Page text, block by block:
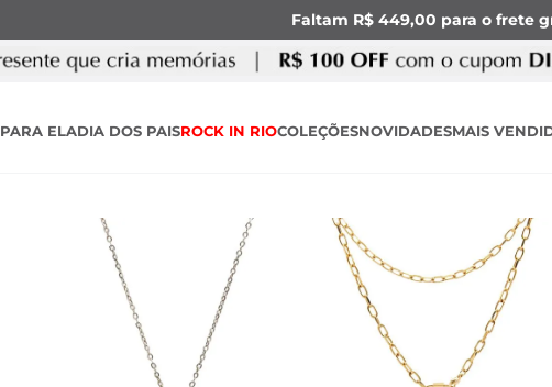
Faltam R$ 449,00 para o frete
PARA ELADIA DOS PAISROCK IN RIOCOLEÇÕESNOVIDADESMAIS